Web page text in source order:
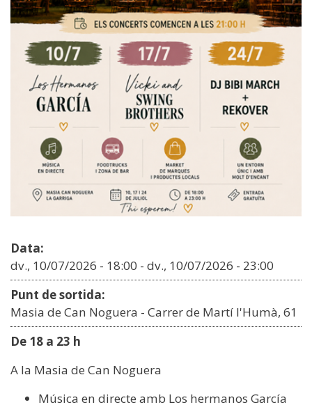
Data:
dv., 10/07/2026 - 18:00 - dv., 10/07/2026 - 23:00
Punt de sortida:
Masia de Can Noguera - Carrer de Martí l'Humà, 61
De 18 a 23 h
A la Masia de Can Noguera
Música en directe amb Los hermanos García